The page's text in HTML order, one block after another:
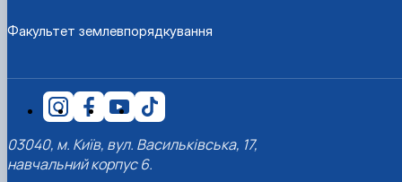
Факультет землевпорядкування
03040, м. Київ, вул. Васильківська, 17,
навчальний корпус 6.